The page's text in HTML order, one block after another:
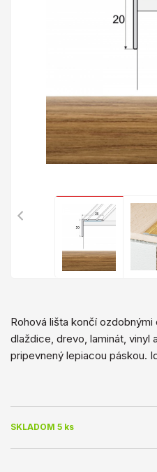
Rohová lišta končí
dlaždice, drevo, laminát, vinyl
pripevnený lepiacou páskou.
SKLADOM 5 ks